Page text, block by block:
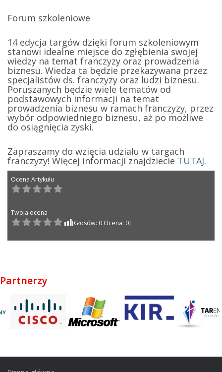
Forum szkoleniowe
14 edycja targów dzięki forum szkoleniowym
stanowi idealne miejsce do zgłębienia swojej
wiedzy na temat franczyzy oraz prowadzenia
biznesu. Wiedza ta będzie przekazywana przez
specjalistów ds. franczyzy oraz ludzi biznesu.
Poruszanych będzie wiele tematów od
podstawowych informacji na temat
prowadzenia biznesu w ramach franczyzy, przez
wybór odpowiedniego biznesu, aż po możliwe
do osiągnięcia zyski.
Zapraszamy do wzięcia udziału w targach
franczyzy! Więcej informacji znajdziecie TUTAJ.
Ocena Artykułu
Post navigation
Partnerzy